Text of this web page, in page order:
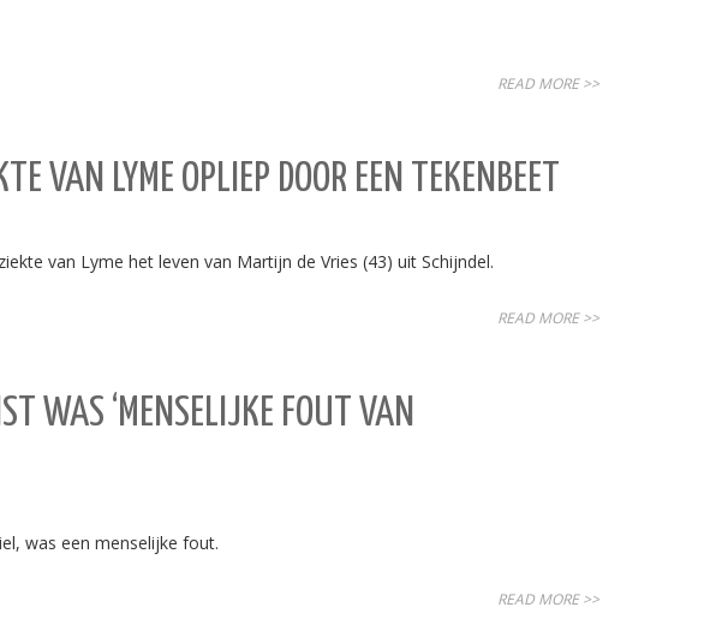
READ MORE >>
VAN LYME OPLIEP DOOR EEN TEKENBEET
van Lyme het leven van Martijn de Vries (43) uit Schijndel.
READ MORE >>
WAS ‘MENSELIJKE FOUT VAN
was een menselijke fout.
READ MORE >>